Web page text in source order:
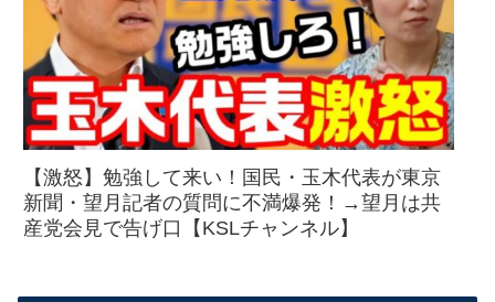
【激怒】勉強して来い！国民・玉木代表が東京
新聞・望月記者の質問に不満爆発！→望月は共
産党会見で告げ口【KSLチャンネル】